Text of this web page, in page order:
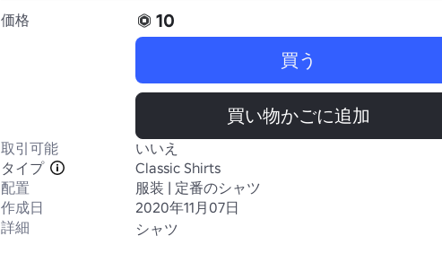
価格
10
買う
買い物かごに追加
取引可能
いいえ
タイプ
Classic Shirts
配置
服装 | 定番のシャツ
作成日
2020年11月07日
詳細
シャツ